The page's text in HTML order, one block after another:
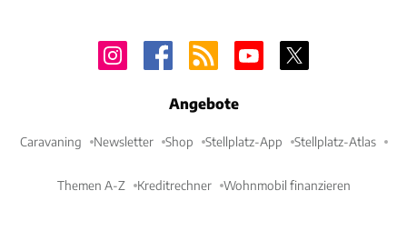
Angebote
Caravaning Newsletter Shop Stellplatz-App Stellplatz-Atlas
Themen A-Z Kreditrechner Wohnmobil finanzieren